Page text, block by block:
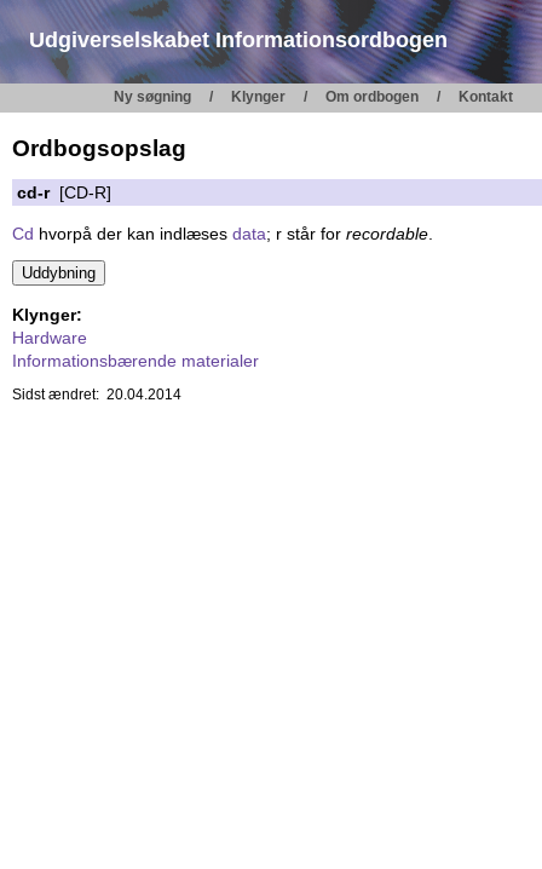
Udgiverselskabet Informationsordbogen
Ny søgning Klynger Om ordbogen Kontakt
Ordbogsopslag
cd-r[CD-R]
Cd hvorpå der kan indlæses data; r står for recordable
Klynger:
Hardware
Informationsbærende materialer
Sidst ændret: 20.04.2014